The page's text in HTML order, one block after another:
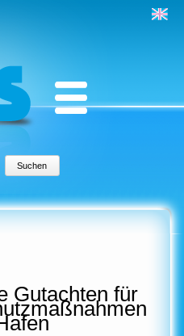
Suchen
Gutachten für